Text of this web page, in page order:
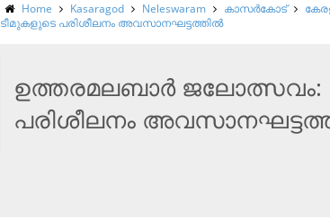
Home Kasaragod Neleswaram കാസര്‍കോട്
ടീമുകളുടെ പരിശീലനം അവസാനഘട്ടത്തില്‍
ഉത്തരമലബാര്‍ ജലോത്സവം:
പരിശീലനം